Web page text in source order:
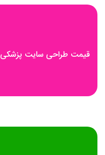
قیمت طراحی سایت پزشکی